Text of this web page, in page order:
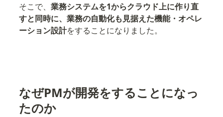
そこで、 業務システムを1からクラウド上に作り直
すと同時に、業務の自動化も見据えた機能・オペレ
ーション設計をすることになりました。
なぜPMが開発をすることになっ
たのか